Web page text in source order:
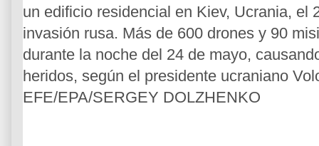
un edificio residencial en Kiev, Ucrania, el
invasión rusa. Más de 600 drones y 90
durante la noche del 24 de mayo,
heridos, según el presidente ucraniano
EFE/EPA/SERGEY DOLZHENKO